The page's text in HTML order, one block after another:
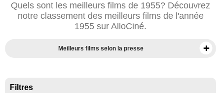
Quels sont les meilleurs films de 1955? Découvrez
notre classement des meilleurs films de l'année
1955 sur AlloCiné.
Meilleurs films selon la presse
Filtres